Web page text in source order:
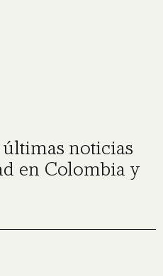
noticias
en Colombia y